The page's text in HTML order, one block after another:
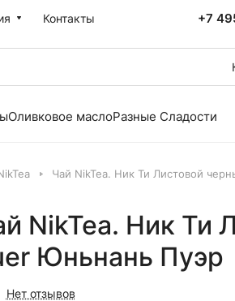
Контакты +7
Оливковое маслоРазные Сладости
Чай NikTea. Ник Ти Листовой
NikTea. Ник Ти
Юньнань Пуэр
Нет отзывов